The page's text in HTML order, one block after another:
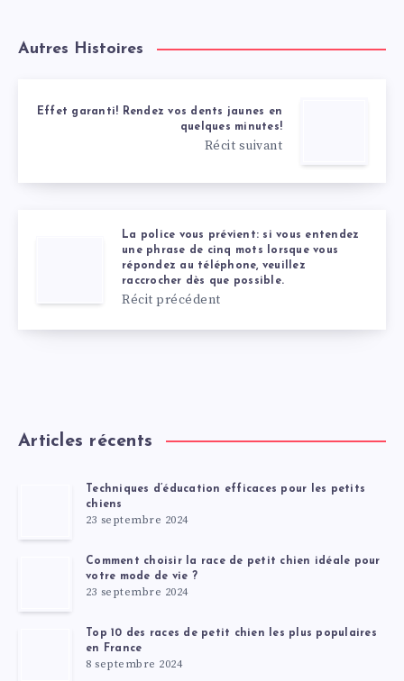
Autres Histoires
Effet garanti! Rendez vos dents jaunes en
quelques minutes!
Récit suivant
La police vous prévient: si vous entendez
une phrase de cinq mots lorsque vous
répondez au téléphone, veuillez
raccrocher dès que possible.
Récit précédent
Articles récents
Techniques d’éducation efficaces pour les petits
chiens
23 septembre 2024
Comment choisir la race de petit chien idéale pour
votre mode de vie ?
23 septembre 2024
Top 10 des races de petit chien les plus populaires
en France
8 septembre 2024